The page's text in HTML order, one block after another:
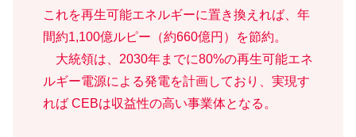
これを再生可能エネルギーに置き換えれば、年
間約1,100億ルピー（約660億円）を節約。
大統領は、2030年までに80%の再生可能エネ
ルギー電源による発電を計画しており、実現す
れば CEBは収益性の高い事業体となる。